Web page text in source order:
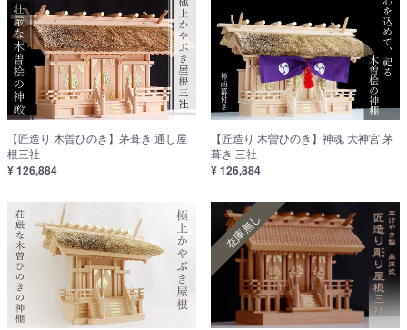
【匠造り 木曽ひのき】茅葺き 通し屋
根三社
¥ 126,884
【匠造り 木曽ひのき】神魂 大神宮 茅
葺き 三社
¥ 126,884
在庫無し